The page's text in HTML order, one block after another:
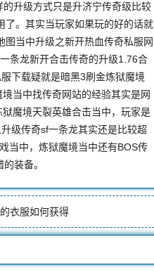
升级方式只是升济宁传奇级比较
了。其实当玩家如果玩的好的话就
当中升级之新开热血传奇私服网
条龙新开合击传奇的升级1.76合
下载疑就是暗黑3刷金炼狱魔境
当中找传奇网站的经验其实是网
魔境天裂英雄合击当中，玩家是
级传奇sf一条龙其实还是比较超
当中，炼狱魔境当中还有BOS传
装备。
衣服如何获得